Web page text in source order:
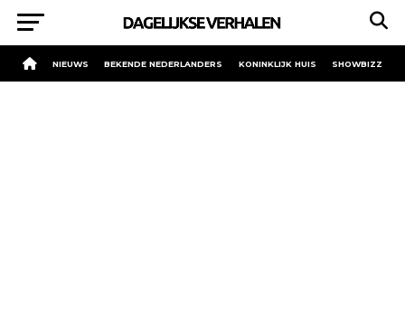
NIEUWS BEKENDE NEDERLANDERS KONINKLIJK HUIS SHOWBIZZ